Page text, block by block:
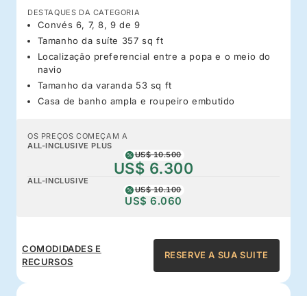
DESTAQUES DA CATEGORIA
Convés 6, 7, 8, 9 de 9
Tamanho da suíte 357 sq ft
Localização preferencial entre a popa e o meio do
navio
Tamanho da varanda 53 sq ft
Casa de banho ampla e roupeiro embutido
OS PREÇOS COMEÇAM A
ALL-INCLUSIVE PLUS
US$ 10.500
US$ 6.300
ALL-INCLUSIVE
US$ 10.100
US$ 6.060
COMODIDADES E
RECURSOS
RESERVE A SUA SUITE